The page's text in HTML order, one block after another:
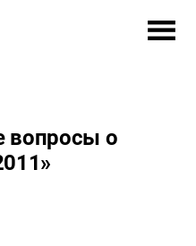
вопросы о